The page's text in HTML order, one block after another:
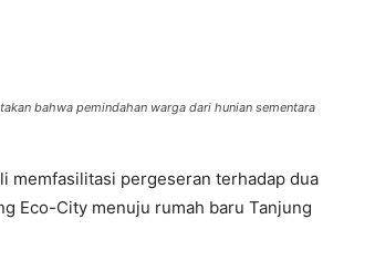
bahwa pemindahan warga dari hunian sementara
memfasilitasi pergeseran terhadap dua
Eco-City menuju rumah baru Tanjung